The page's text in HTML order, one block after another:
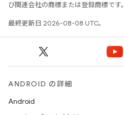
び関連会社の商標または登録商標です。
最終更新日 2026-08-08 UTC。
ANDROID の詳細
Android